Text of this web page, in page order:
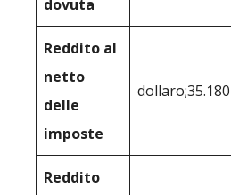
dovuta
Reddito al
netto
delle
imposte
dollaro;35.180
Reddito